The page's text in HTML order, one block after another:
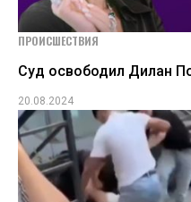
ПРОИСШЕСТВИЯ
Суд освободил Дилан
20.08.2024